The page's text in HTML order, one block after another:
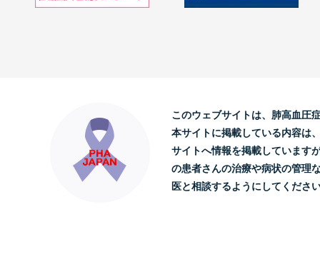
このウェブサイトは、肺高血圧
本サイトに掲載している内容は
サイトへ情報を掲載しています
の患者さんの治療や病状の管理
医と相談するようにしてくださ